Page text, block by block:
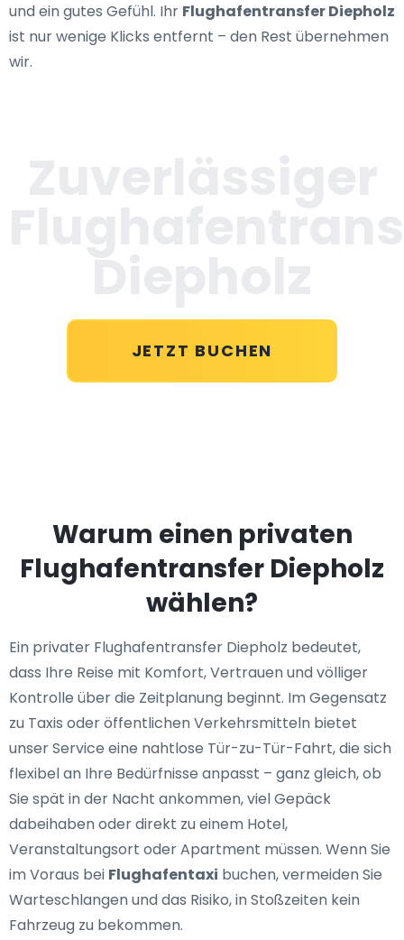
und ein gutes Gefühl. Ihr Flughafentransfer Diepholz
ist nur wenige Klicks entfernt – den Rest übernehmen
wir.
JETZT BUCHEN
Warum einen privaten
Flughafentransfer Diepholz
wählen?
Ein privater Flughafentransfer Diepholz bedeutet,
dass Ihre Reise mit Komfort, Vertrauen und völliger
Kontrolle über die Zeitplanung beginnt. Im Gegensatz
zu Taxis oder öffentlichen Verkehrsmitteln bietet
unser Service eine nahtlose Tür-zu-Tür-Fahrt, die sich
flexibel an Ihre Bedürfnisse anpasst – ganz gleich, ob
Sie spät in der Nacht ankommen, viel Gepäck
dabeihaben oder direkt zu einem Hotel,
Veranstaltungsort oder Apartment müssen. Wenn Sie
im Voraus bei Flughafentaxi buchen, vermeiden Sie
Warteschlangen und das Risiko, in Stoßzeiten kein
Fahrzeug zu bekommen.